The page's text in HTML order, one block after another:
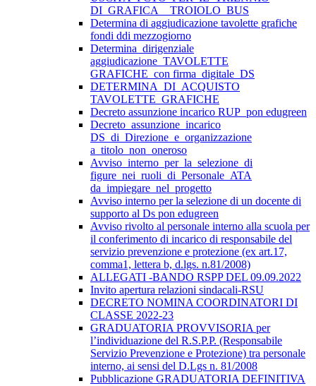
DI_GRAFICA__TROIOLO_BUS
Determina di aggiudicazione tavolette grafiche
fondi ddi mezzogiorno
Determina_dirigenziale
aggiudicazione_TAVOLETTE
GRAFICHE_con firma_digitale_DS
DETERMINA_DI_ACQUISTO
TAVOLETTE_GRAFICHE
Decreto assunzione incarico RUP_pon edugreen
Decreto_assunzione_incarico
DS_di_Direzione_e_organizzazione
a_titolo_non_oneroso
Avviso_interno_per_la_selezione_di
figure_nei_ruoli_di_Personale_ATA
da_impiegare_nel_progetto
Avviso interno per la selezione di un docente di
supporto al Ds pon edugreen
Avviso rivolto al personale interno alla scuola per
il conferimento di incarico di responsabile del
servizio prevenzione e protezione (ex art.17,
comma1, lettera b, d.lgs. n.81/2008)
ALLEGATI -BANDO RSPP DEL 09.09.2022
Invito apertura relazioni sindacali-RSU
DECRETO NOMINA COORDINATORI DI
CLASSE 2022-23
GRADUATORIA PROVVISORIA per
l’individuazione del R.S.P.P. (Responsabile
Servizio Prevenzione e Protezione) tra personale
interno, ai sensi del D.Lgs n. 81/2008
Pubblicazione GRADUATORIA DEFINITIVA